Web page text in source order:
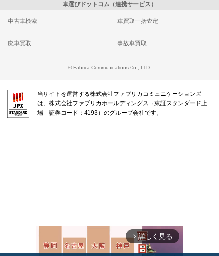
車選びドットコム（連携サービス）
中古車検索 車買取一括査定
廃車買取 事故車買取
© Fabrica Communications Co., LTD.
当サイトを運営する株式会社ファブリカコミュニケーションズ
は、株式会社ファブリカホールディングス（東証スタンダード上
場 証券コード：4193）のグループ会社です。
arrow_forward_ios 詳しく見る